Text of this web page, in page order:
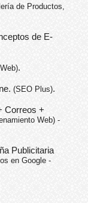
de Productos,
de E-
.
(SEO Plus).
Correos +
Web) -
Publicitaria
en Google -